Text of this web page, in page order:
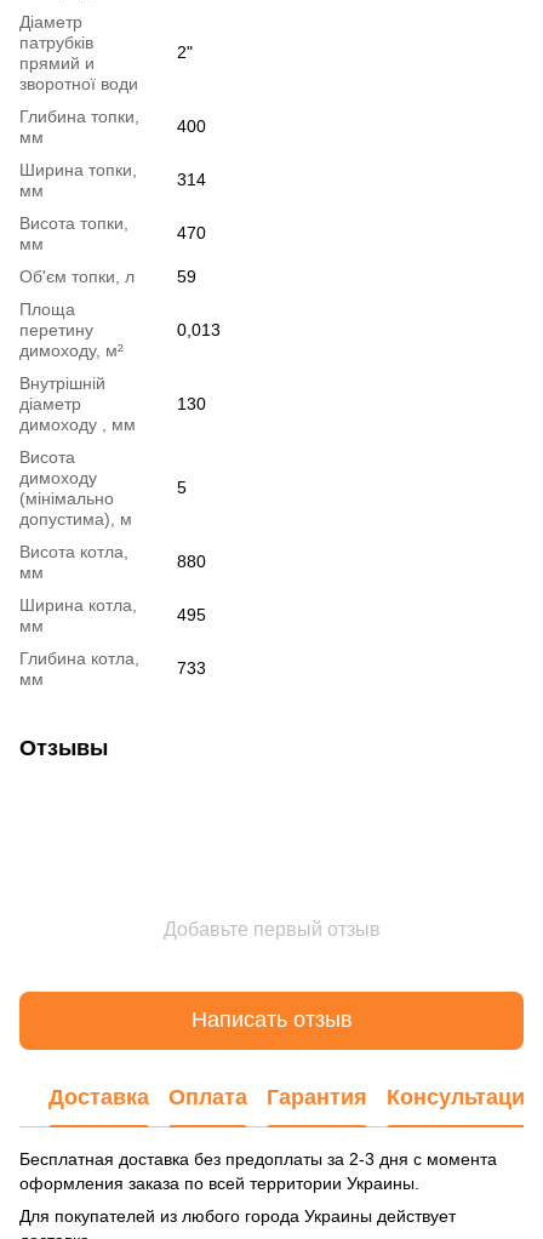
Діаметр
патрубків
прямий и
зворотної води
2"
Глибина топки,
мм
400
Ширина топки,
мм
314
Висота топки,
мм
470
Об'єм топки, л
59
Площа
перетину
димоходу, м²
0,013
Внутрішній
діаметр
димоходу , мм
130
Висота
димоходу
(мінімально
допустима), м
5
Bисота котла,
мм
880
Ширина котла,
мм
495
Глибина котла,
мм
733
Отзывы
Добавьте первый отзыв
Написать отзыв
Доставка Оплата Гарантия Консультация
Бесплатная доставка без предоплаты за 2-3 дня с момента
оформления заказа по всей территории Украины.
Для покупателей из любого города Украины действует